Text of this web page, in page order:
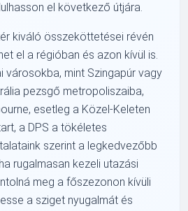
el következő útjára.
kiváló összeköttetései révén
el a régióban és azon kívül is.
városokba, mint Szingapúr vagy
pezsgő metropoliszaiba,
esetleg a Közel-Keleten
a DPS a tökéletes
szerint a legkedvezőbb
rugalmasan kezeli utazási
meg a főszezonon kívüli
a sziget nyugalmát és